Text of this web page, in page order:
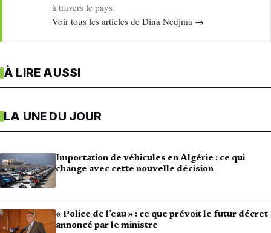
à travers le pays.
Voir tous les articles de Dina Nedjma →
À LIRE AUSSI
LA UNE DU JOUR
Importation de véhicules en Algérie : ce qui
change avec cette nouvelle décision
« Police de l’eau » : ce que prévoit le futur décret
annoncé par le ministre